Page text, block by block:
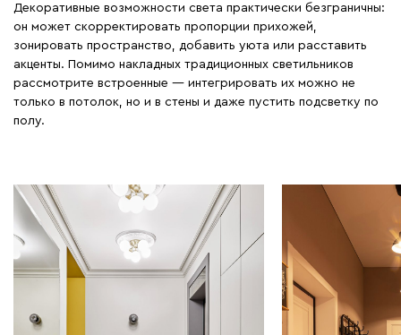
Декоративные возможности света практически безграничны:
он может скорректировать пропорции прихожей,
зонировать пространство, добавить уюта или расставить
акценты. Помимо накладных традиционных светильников
рассмотрите встроенные — интегрировать их можно не
только в потолок, но и в стены и даже пустить подсветку по
полу.